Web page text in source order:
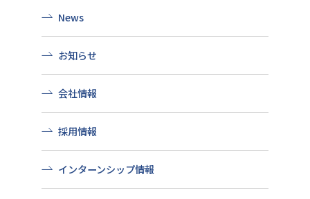
News
お知らせ
会社情報
採用情報
インターンシップ情報